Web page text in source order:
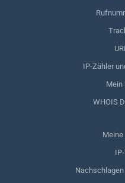
IP-Zähler
Mein
WHOIS